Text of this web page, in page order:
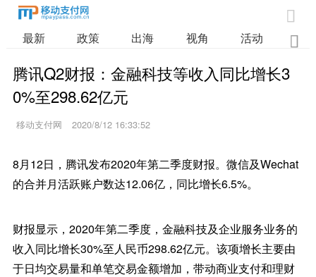

最新 政策 出海 视角 活动 业

腾讯Q2财报：金融科技等收入同比增长3
0%至298.62亿元
移动支付网 2020/8/12 16:33:52
8月12日，腾讯发布2020年第二季度财报。微信及Wechat
的合并月活跃账户数达12.06亿，同比增长6.5%。
财报显示，2020年第二季度，金融科技及企业服务业务的
收入同比增长30%至人民币298.62亿元。该项增长主要由
于日均交易量和单笔交易金额增加，带动商业支付和理财